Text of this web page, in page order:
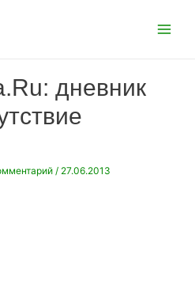
дневник
/ 27.06.2013